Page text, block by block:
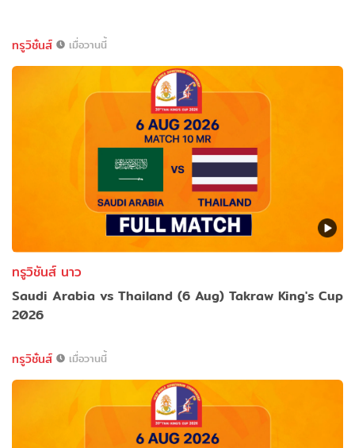
ทรูวิชั่นส์ เมื่อวานนี้
ทรูวิชันส์ นาว
Saudi Arabia vs Thailand (6 Aug) Takraw King's Cup
2026
ทรูวิชั่นส์ เมื่อวานนี้